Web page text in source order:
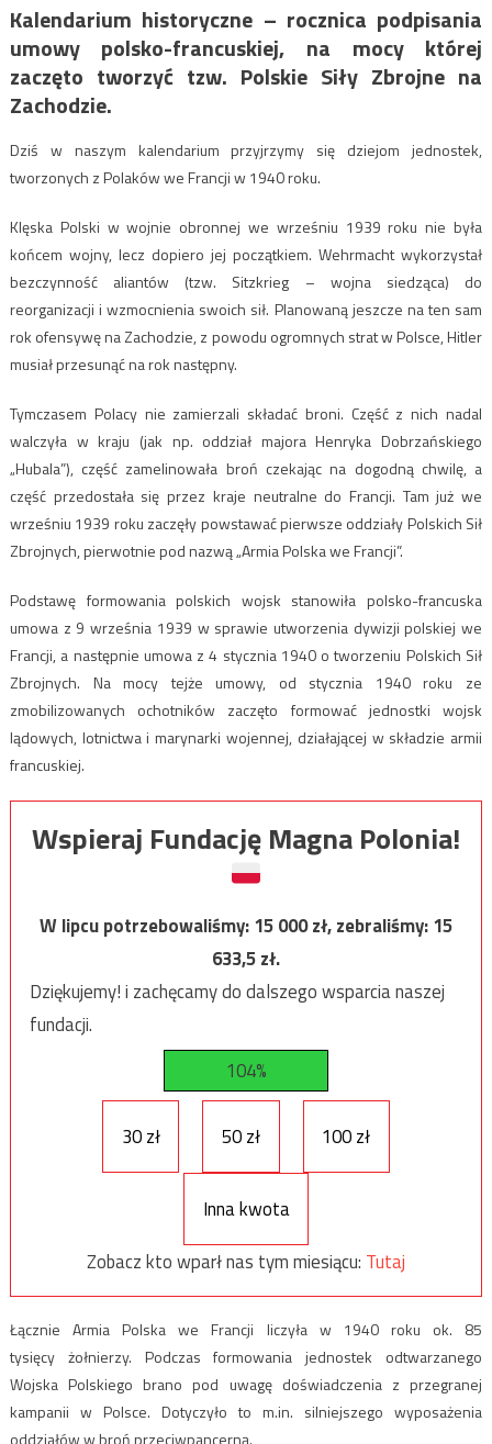
Kalendarium historyczne – rocznica podpisania
umowy polsko-francuskiej, na mocy której
zaczęto tworzyć tzw. Polskie Siły Zbrojne na
Zachodzie.
Dziś w naszym kalendarium przyjrzymy się dziejom jednostek,
tworzonych z Polaków we Francji w 1940 roku.
Klęska Polski w wojnie obronnej we wrześniu 1939 roku nie była
końcem wojny, lecz dopiero jej początkiem. Wehrmacht wykorzystał
bezczynność aliantów (tzw. Sitzkrieg – wojna siedząca) do
reorganizacji i wzmocnienia swoich sił. Planowaną jeszcze na ten sam
rok ofensywę na Zachodzie, z powodu ogromnych strat w Polsce, Hitler
musiał przesunąć na rok następny.
Tymczasem Polacy nie zamierzali składać broni. Część z nich nadal
walczyła w kraju (jak np. oddział majora Henryka Dobrzańskiego
„Hubala”), część zamelinowała broń czekając na dogodną chwilę, a
część przedostała się przez kraje neutralne do Francji. Tam już we
wrześniu 1939 roku zaczęły powstawać pierwsze oddziały Polskich Sił
Zbrojnych, pierwotnie pod nazwą „Armia Polska we Francji”.
Podstawę formowania polskich wojsk stanowiła polsko-francuska
umowa z 9 września 1939 w sprawie utworzenia dywizji polskiej we
Francji, a następnie umowa z 4 stycznia 1940 o tworzeniu Polskich Sił
Zbrojnych. Na mocy tejże umowy, od stycznia 1940 roku ze
zmobilizowanych ochotników zaczęto formować jednostki wojsk
lądowych, lotnictwa i marynarki wojennej, działającej w składzie armii
francuskiej.
Wspieraj Fundację Magna Polonia!
W lipcu potrzebowaliśmy:15 000zł, zebraliśmy:15
633,5zł.
Dziękujemy! i zachęcamy do dalszego wsparcia naszej
fundacji.
104%
30 zł 50 zł 100 zł
Inna kwota
Zobacz kto wparł nas tym miesiącu: Tutaj
Łącznie Armia Polska we Francji liczyła w 1940 roku ok. 85
tysięcyżołnierzy. Podczas formowania jednostek odtwarzanego
Wojska Polskiego brano pod uwagę doświadczenia z przegranej
kampanii w Polsce. Dotyczyło to m.in. silniejszego wyposażenia
oddziałów w broń przeciwpancerną.